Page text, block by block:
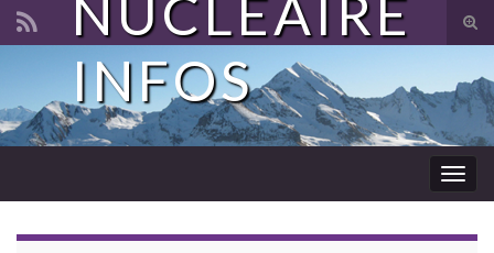
Search for:
NUCLÉAIRE
INFOS